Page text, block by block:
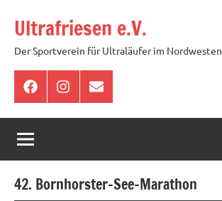
Inhalt
springen
Ultrafriesen e.V.
Der Sportverein für Ultraläufer im Nordwesten
FacebookInstagram
E-
Mail
42. Bornhorster-See-Marathon